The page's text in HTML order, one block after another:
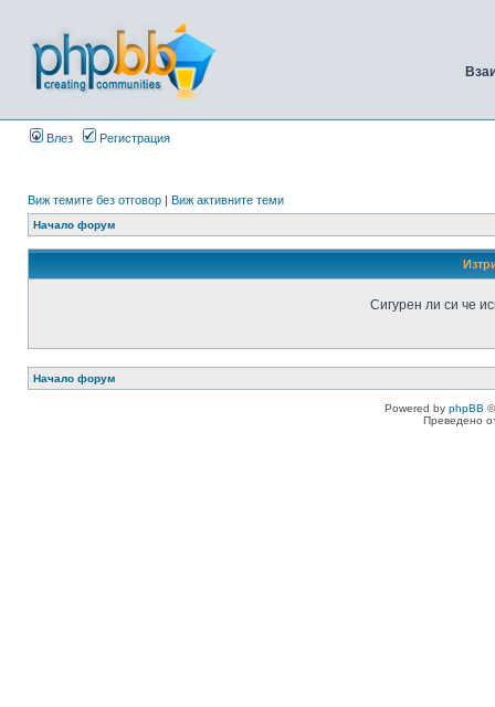
Влез Регистрация
Виж темите без отговор | Виж активните теми
Начало форум
Сигурен ли си че
Начало форум
Powered by phpBB
Преведено